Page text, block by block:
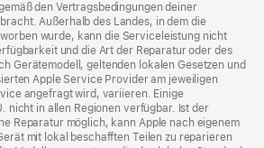
den Vertragsbedingungen deiner
Außerhalb des Landes, in dem die
wurde, kann die Serviceleistung nicht
und die Art der Reparatur oder des
Gerätemodell, geltenden lokalen Gesetzen und
Apple Service Provider am jeweiligen
angefragt wird, variieren. Einige
nicht in allen Regionen verfügbar. Ist der
Reparatur möglich, kann Apple nach eigenem
mit lokal beschafften Teilen zu reparieren